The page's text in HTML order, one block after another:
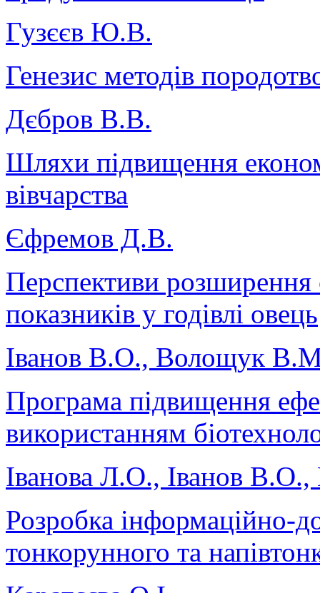
Гузєєв Ю.В.
Генезис методів
Дєбров В.В.
Шляхи підвищення
вівчарства
Єфремов Д.В.
Перспективи розширення
показників у годівлі овець
Іванов В.О., Волощук
Програма підвищення
використанням
Іванова Л.О., Іванов
Розробка інформаційно-
тонкорунного та